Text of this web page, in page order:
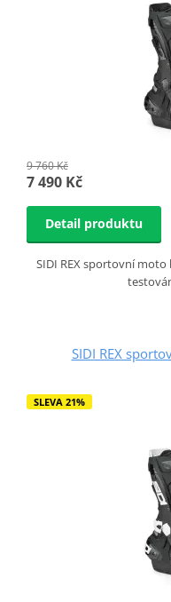
9 760 Kč
7 490 Kč
Detail produktu
SIDI REX sportovní
SIDI REX
SLEVA 21%